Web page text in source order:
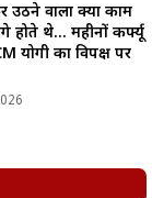
उठने वाला क्या काम
होते थे… महीनों कर्फ्यू
योगी का विपक्ष पर